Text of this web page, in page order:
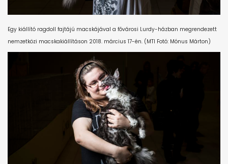
Egy kiállító ragdoll fajtájú macskájával a fõvárosi Lurdy-házban megrendezett
nemzetközi macskakiállításon 2018. március 17-én. (MTI Fotó: Mónus Márton)